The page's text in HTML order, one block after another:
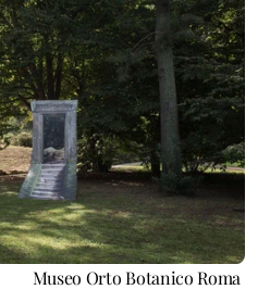
Museo Orto Botanico Roma